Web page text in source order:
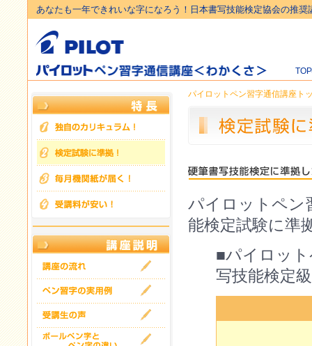
あなたも一年できれいな字になろう！日本書写技能検定協会の推奨
パイロットペン習字通信講座ト
パイロットペン
能検定試験に準
■パイロッ
写技能検定